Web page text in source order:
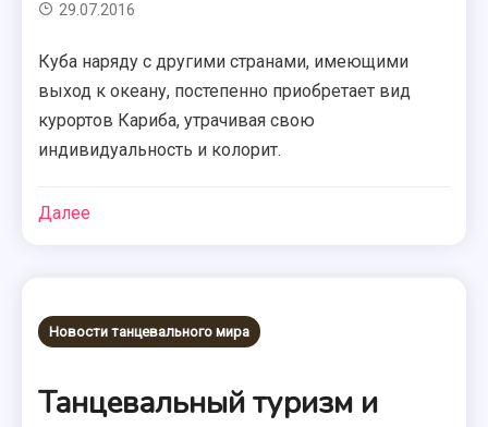
29.07.2016
Куба наряду с другими странами, имеющими
выход к океану, постепенно приобретает вид
курортов Кариба, утрачивая свою
индивидуальность и колорит.
Далее
Новости танцевального мира
Танцевальный туризм и